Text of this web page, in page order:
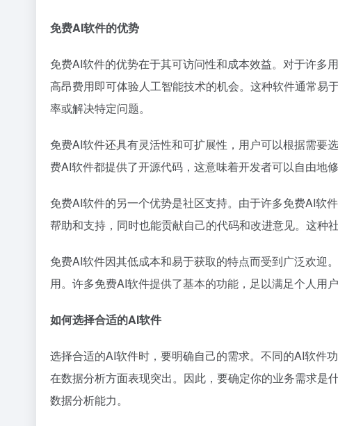
免费AI软件的优势
免费AI软件的优势在于其可访问性和成本效益。对于许多
高昂费用即可体验人工智能技术的机会。这种软件通常易
率或解决特定问题。
免费AI软件还具有灵活性和可扩展性，用户可以根据需要
费AI软件都提供了开源代码，这意味着开发者可以自由地
免费AI软件的另一个优势是社区支持。由于许多免费AI软
帮助和支持，同时也能贡献自己的代码和改进意见。这种
免费AI软件因其低成本和易于获取的特点而受到广泛欢迎
用。许多免费AI软件提供了基本的功能，足以满足个人用
如何选择合适的AI软件
选择合适的AI软件时，要明确自己的需求。不同的AI软件
在数据分析方面表现突出。因此，要确定你的业务需求是
数据分析能力。